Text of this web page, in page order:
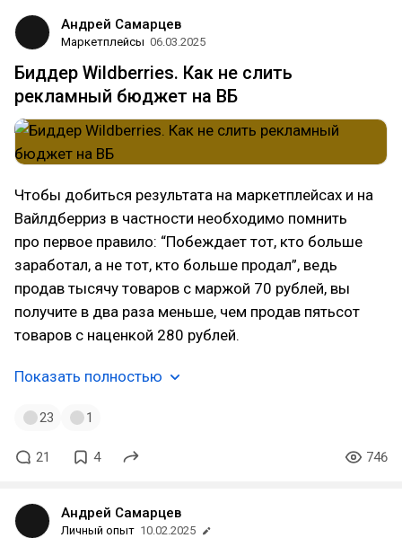
Андрей Самарцев
Маркетплейсы 06.03.2025
Биддер Wildberries. Как не слить
рекламный бюджет на ВБ
Чтобы добиться результата на маркетплейсах и на
Вайлдберриз в частности необходимо помнить
про первое правило: “Побеждает тот, кто больше
заработал, а не тот, кто больше продал”, ведь
продав тысячу товаров с маржой 70 рублей, вы
получите в два раза меньше, чем продав пятьсот
товаров с наценкой 280 рублей.
Показать полностью
23 1
21 4 746
Андрей Самарцев
Личный опыт 10.02.2025